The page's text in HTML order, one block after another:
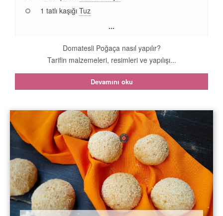
1 tatlı kaşığı Tuz
...
Domatesli Poğaça nasıl yapılır?
Tarifin malzemeleri, resimleri ve yapılışı...
Devamını oku